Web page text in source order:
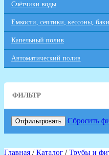
Счётчики воды
Емкости, септики, кессоны, баки
Капельный полив
Автоматический полив
ФИЛЬТР
Отфильтровать Сбросить
Главная /Каталог /Трубы и